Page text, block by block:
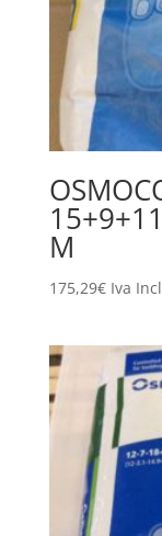
M
175,29€ Iva